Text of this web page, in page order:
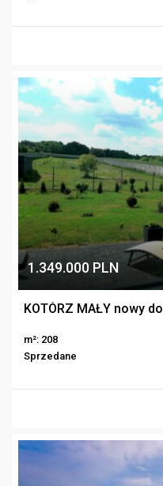
1.349.000 PLN
m²: 208
Sprzedane